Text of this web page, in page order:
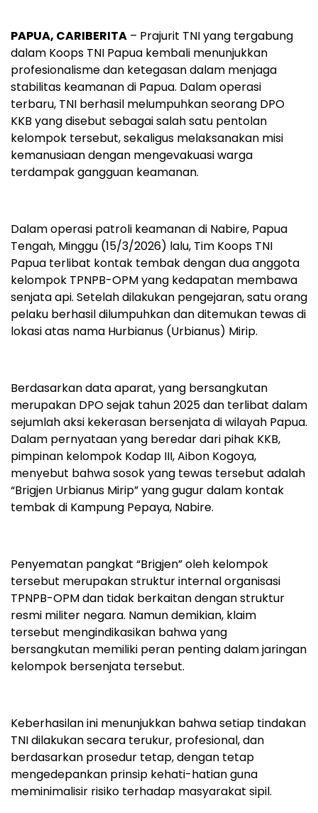
PAPUA, CARIBERITA – Prajurit TNI yang tergabung
dalam Koops TNI Papua kembali menunjukkan
profesionalisme dan ketegasan dalam menjaga
stabilitas keamanan di Papua. Dalam operasi
terbaru, TNI berhasil melumpuhkan seorang DPO
KKB yang disebut sebagai salah satu pentolan
kelompok tersebut, sekaligus melaksanakan misi
kemanusiaan dengan mengevakuasi warga
terdampak gangguan keamanan.
Dalam operasi patroli keamanan di Nabire, Papua
Tengah, Minggu (15/3/2026) lalu, Tim Koops TNI
Papua terlibat kontak tembak dengan dua anggota
kelompok TPNPB-OPM yang kedapatan membawa
senjata api. Setelah dilakukan pengejaran, satu orang
pelaku berhasil dilumpuhkan dan ditemukan tewas di
lokasi atas nama Hurbianus (Urbianus) Mirip.
Berdasarkan data aparat, yang bersangkutan
merupakan DPO sejak tahun 2025 dan terlibat dalam
sejumlah aksi kekerasan bersenjata di wilayah Papua.
Dalam pernyataan yang beredar dari pihak KKB,
pimpinan kelompok Kodap III, Aibon Kogoya,
menyebut bahwa sosok yang tewas tersebut adalah
“Brigjen Urbianus Mirip” yang gugur dalam kontak
tembak di Kampung Pepaya, Nabire.
Penyematan pangkat “Brigjen” oleh kelompok
tersebut merupakan struktur internal organisasi
TPNPB-OPM dan tidak berkaitan dengan struktur
resmi militer negara. Namun demikian, klaim
tersebut mengindikasikan bahwa yang
bersangkutan memiliki peran penting dalam jaringan
kelompok bersenjata tersebut.
Keberhasilan ini menunjukkan bahwa setiap tindakan
TNI dilakukan secara terukur, profesional, dan
berdasarkan prosedur tetap, dengan tetap
mengedepankan prinsip kehati-hatian guna
meminimalisir risiko terhadap masyarakat sipil.